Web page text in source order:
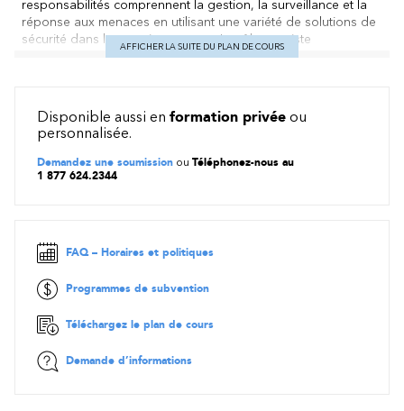
responsabilités comprennent la gestion, la surveillance et la
réponse aux menaces en utilisant une variété de solutions de
sécurité dans leur environnement. Le rôle consiste
principalement à enquêter sur les menaces, à y répondre et à
tiers. Puisque l'analyste des opérations de sécurité consomme
le résultat opérationnel de ces outils, il est également une
partie prenante essentielle dans la configuration et le
déploiement de ces technologies.
Compréhension fondamentale des produits Microsoft en
matière de sécurité, de conformité et d’identité
Compréhension intermédiaire de Microsoft Windows
Familiarité avec les services Azure, spécifiquement Azure
SQL Database et Azure Storage
Familiarité avec les machines virtuelles Azure et les réseaux
virtuels
Compréhension de base des concepts de script.
AFFICHER LA SUITE DU PLAN DE COURS
Disponible aussi en formation privée ou
personnalisée.
Demandez une soumission ou Téléphonez-nous au
1 877 624.2344
FAQ – Horaires et politiques
Programmes de subvention
Téléchargez le plan de cours
Demande d’informations